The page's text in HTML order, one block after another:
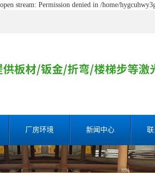
stream: Permission denied in /home/
厂房环境 新闻中心 联